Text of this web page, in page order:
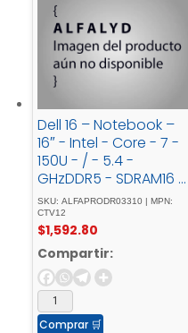
Dell 16 – Notebook –
16″ - Intel - Core - 7 -
150U - / - 5.4 -
GHzDDR5 - SDRAM16 -
GB512 - GBIntegrated
- graphicsWindows -
11 - Pro
SKU: ALFAPRODR03310 | MPN:
CTV12
$1,592.80
Compartir:
Comprar 🛒